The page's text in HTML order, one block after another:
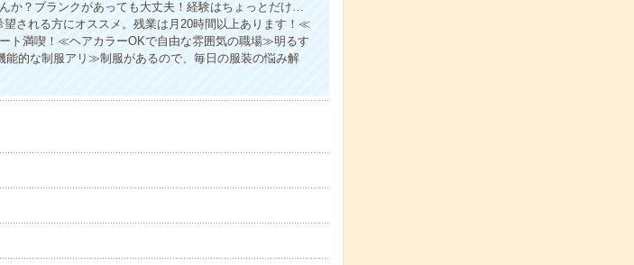
？ブランクがあっても大丈夫！経験はちょっとだけ…
される方にオススメ。残業は月20時間以上あります！≪
ト満喫！≪ヘアカラーOKで自由な雰囲気の職場≫明るす
的な制服アリ≫制服があるので、毎日の服装の悩み解